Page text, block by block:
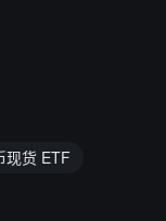
现货 ETF